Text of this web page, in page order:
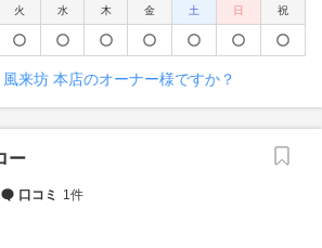
火 水 木 金 土 日 祝
来坊 本店のオーナー様ですか？
ー
口コミ 1件